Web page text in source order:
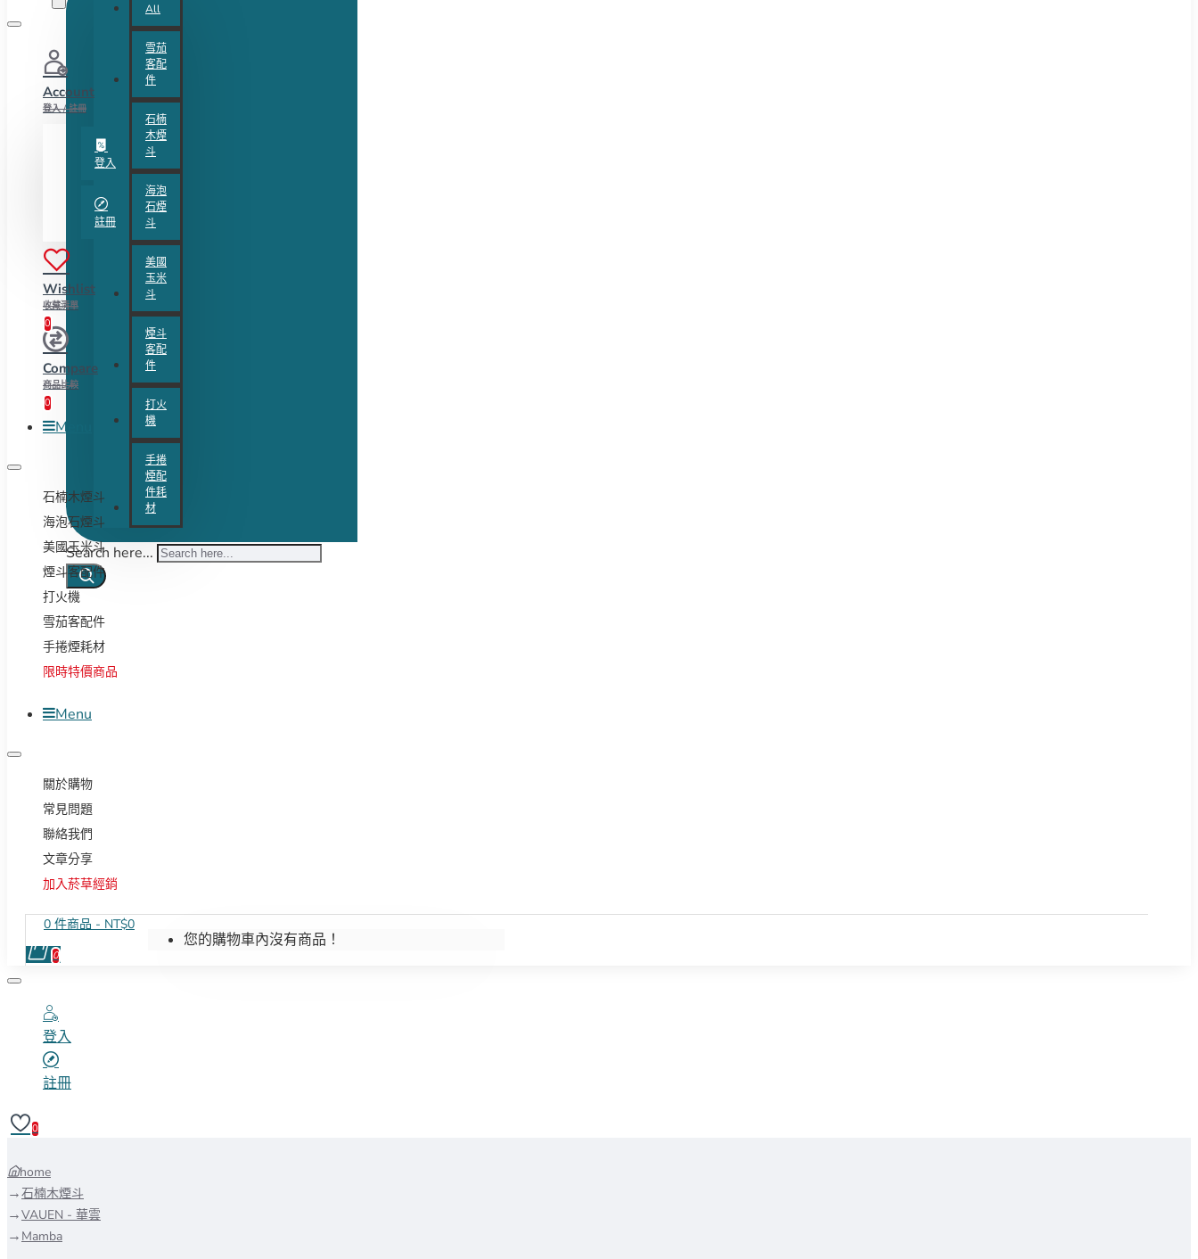
All
雪茄
客配
件
石楠
木煙
斗
海泡
石煙
斗
美國
玉米
斗
煙斗
客配
件
打火
機
手捲
煙配
件耗
材
Search here...
Account
登入 / 註冊
登入
註冊
Wishlist
收藏清單
0
Compare
商品比較
0
Menu
石楠木煙斗
海泡石煙斗
美國玉米斗
煙斗客配件
打火機
雪茄客配件
手捲煙耗材
限時特價商品
Menu
關於購物
常見問題
聯絡我們
文章分享
加入菸草經銷
0 件商品 - NT$0
0
您的購物車內沒有商品！
登入
註冊
0
home
石楠木煙斗
VAUEN - 華雲
Mamba